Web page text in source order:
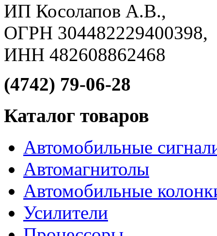
ИП Косолапов А.В.,
ОГРН 304482229400398,
ИНН 482608862468
(4742) 79-06-28
Каталог товаров
Автомобильные
Автомагнитолы
Автомобильные
Усилители